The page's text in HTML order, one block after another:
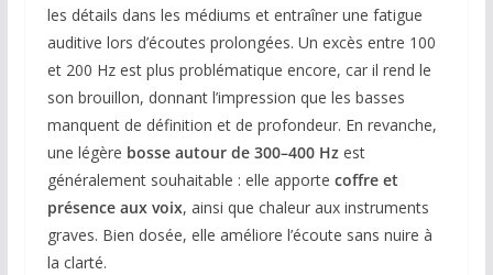
les détails dans les médiums et entraîner une fatigue
auditive lors d’écoutes prolongées. Un excès entre 100
et 200 Hz est plus problématique encore, car il rend le
son brouillon, donnant l’impression que les basses
manquent de définition et de profondeur. En revanche,
une légère bosse autour de 300–400 Hzest
généralement souhaitable : elle apporte coffre et
présence aux voix, ainsi que chaleur aux instruments
graves. Bien dosée, elle améliore l’écoute sans nuire à
la clarté.